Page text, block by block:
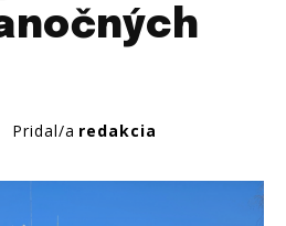
Pridal/a redakcia